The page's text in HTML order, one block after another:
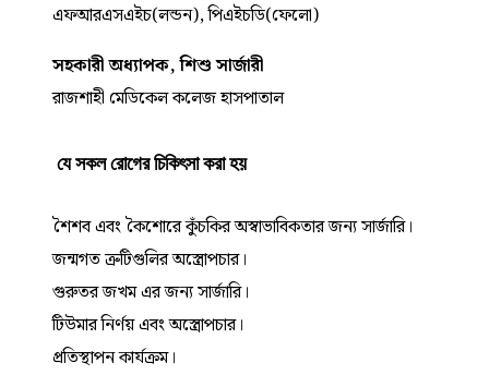
এফআরএসএইচ(লন্ডন), পিএইচডি(ফেলো)
সহকারী অধ্যাপক, শিশু সার্জারী
রাজশাহী মেডিকেল কলেজ হাসপাতাল
যে সকল রোগের চিকিৎসা করা হয়
শৈশব এবং কৈশোরে কুঁচকির অস্বাভাবিকতার জন্য সার্জারি।
জন্মগত ত্রুটিগুলির অস্ত্রোপচার।
গুরুতর জখম এর জন্য সার্জারি।
টিউমার নির্ণয় এবং অস্ত্রোপচার।
প্রতিস্থাপন কার্যক্রম।